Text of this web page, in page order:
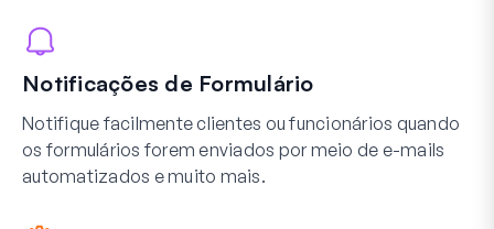
Notificações de Formulário
Notifique facilmente clientes ou funcionários quando
os formulários forem enviados por meio de e-mails
automatizados e muito mais.